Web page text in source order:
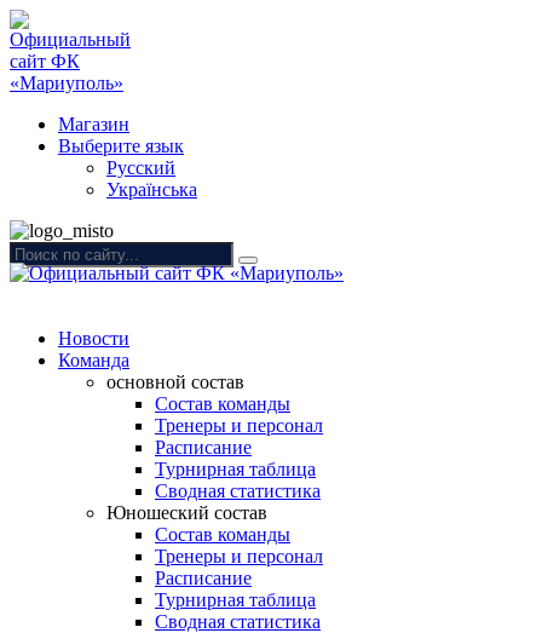
Магазин
Выберите язык
Русский
Українська
Новости
Команда
основной состав
Состав команды
Тренеры и персонал
Расписание
Турнирная таблица
Сводная статистика
Юношеский состав
Состав команды
Тренеры и персонал
Расписание
Турнирная таблица
Сводная статистика